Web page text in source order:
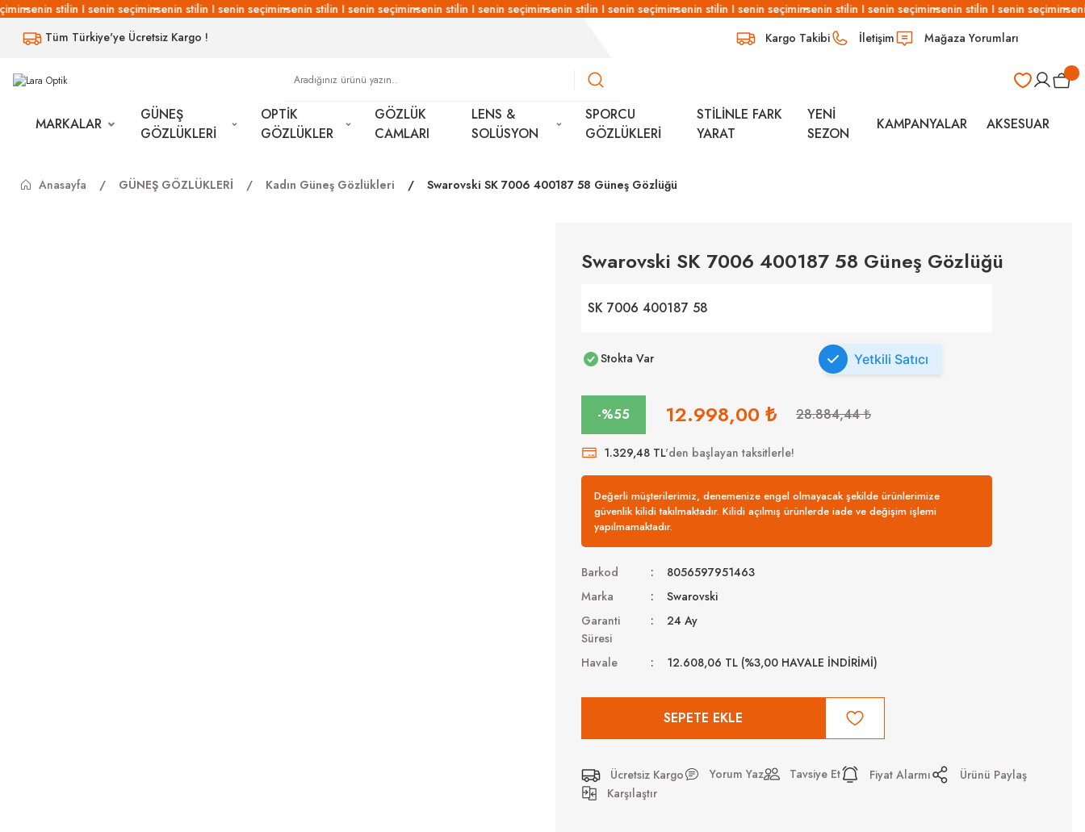
senin stilin I senin seçiminsenin stilin I senin seçiminsenin stilin I senin seçiminsenin stilin I senin seçiminsenin stilin I senin seçiminsenin stilin I senin seçiminsenin stilin I senin seçiminsenin stilin I senin seçimin
Tüm Türkiye'ye Ücretsiz Kargo !
Kargo Takibi İletişim Mağaza Yorumları
MARKALAR
GÜNEŞ
GÖZLÜKLERİ
OPTİK
GÖZLÜKLER
GÖZLÜK
CAMLARI
LENS &
SOLÜSYON
SPORCU
GÖZLÜKLERİ
STİLİNLE FARK
YARAT
YENİ
SEZON
KAMPANYALAR AKSESUAR
Anasayfa GÜNEŞ GÖZLÜKLERİ Kadın Güneş Gözlükleri Swarovski SK 7006 400187 58 Güneş Gözlüğü
Swarovski SK 7006 400187 58 Güneş Gözlüğü
SK 7006 400187 58
Stokta Var Yetkili Satıcı
-%55 12.998,00 ₺ 28.884,44 ₺
1.329,48 TL'den başlayan taksitlerle!
Değerli müşterilerimiz, denemenize engel olmayacak şekilde ürünlerimize
güvenlik kilidi takılmaktadır. Kilidi açılmış ürünlerde iade ve değişim işlemi
yapılmamaktadır.
Barkod
8056597951463
Marka
Swarovski
Garanti
Süresi
24 Ay
Havale 12.608,06 TL (%3,00 HAVALE İNDİRİMİ)
SEPETE EKLE
Ücretsiz Kargo Yorum Yaz Tavsiye Et Fiyat Alarmı
Ürünü Paylaş
Karşılaştır